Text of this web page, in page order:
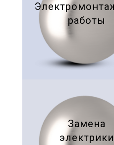
работы
Замена
электрики